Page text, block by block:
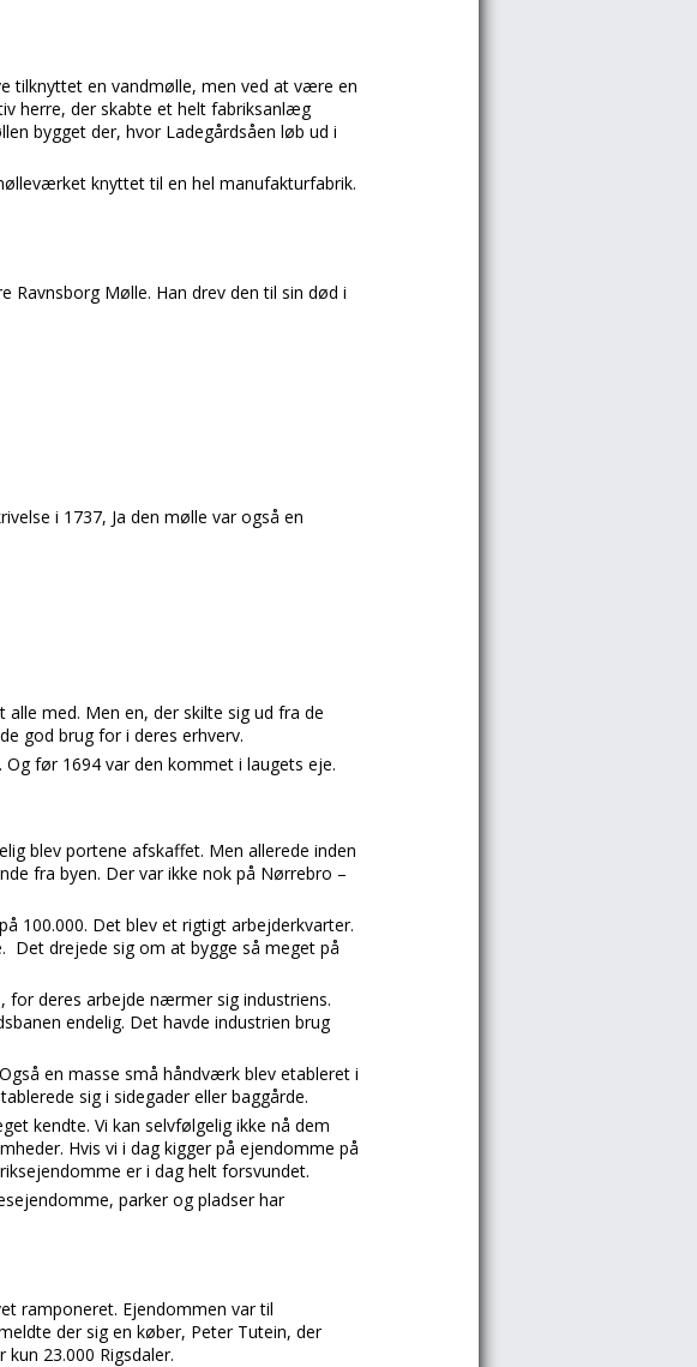
tilknyttet en vandmølle, men ved at være en
herre, der skabte et helt fabriksanlæg
bygget der, hvor Ladegårdsåen løb ud i
knyttet til en hel manufakturfabrik.
Ravnsborg Mølle. Han drev den til sin død i
i 1737, Ja den mølle var også en
med. Men en, der skilte sig ud fra de
god brug for i deres erhverv.
før 1694 var den kommet i laugets eje.
blev portene afskaffet. Men allerede inden
fra byen. Der var ikke nok på Nørrebro –
100.000. Det blev et rigtigt arbejderkvarter.
Det drejede sig om at bygge så meget på
for deres arbejde nærmer sig industriens.
endelig. Det havde industrien brug
en masse små håndværk blev etableret i
sig i sidegader eller baggårde.
kendte. Vi kan selvfølgelig ikke nå dem
Hvis vi i dag kigger på ejendomme på
er i dag helt forsvundet.
parker og pladser har
ramponeret. Ejendommen var til
der sig en køber, Peter Tutein, der
23.000 Rigsdaler.